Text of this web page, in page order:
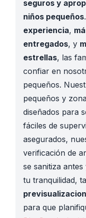
seguros y
niños pequeños
experiencia,
entregados, y
estrellas, las
confiar en
pequeños.
pequeños y
diseñados para
fáciles de
asegurados,
verificación de
se sanitiza
tu tranquilidad,
para que